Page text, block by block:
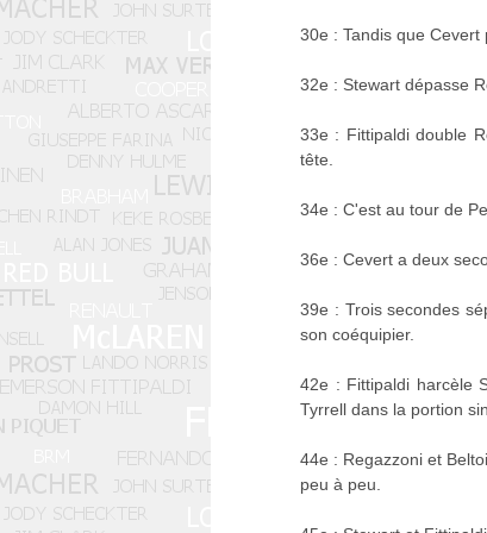
30e : Tandis que
32e : Stewart dépasse
33e : Fittipaldi double
tête.
34e : C'est au tour de
36e : Cevert a deux
39e : Trois secondes
son coéquipier.
42e : Fittipaldi harcèle
Tyrrell dans la portion
44e : Regazzoni et
peu à peu.